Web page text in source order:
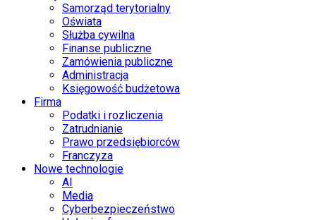
Samorząd terytorialny
Oświata
Służba cywilna
Finanse publiczne
Zamówienia publiczne
Administracja
Księgowość budżetowa
Firma
Podatki i rozliczenia
Zatrudnianie
Prawo przedsiębiorców
Franczyza
Nowe technologie
AI
Media
Cyberbezpieczeństwo